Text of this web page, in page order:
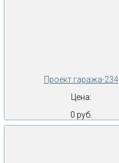
Проект гаража-234
Цена:
0 руб.